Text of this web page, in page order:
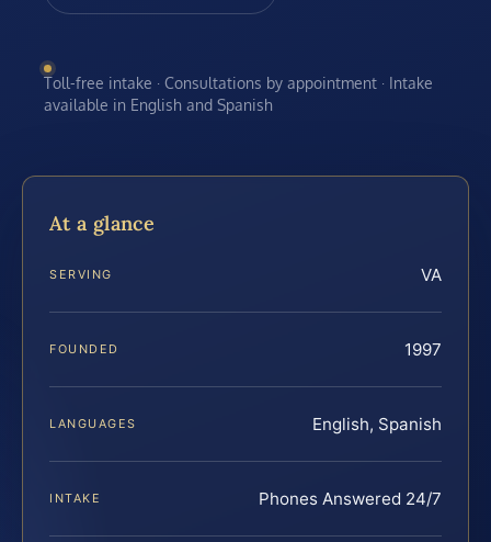
Toll-free intake · Consultations by appointment · Intake
available in English and Spanish
At a glance
SERVING VA
FOUNDED 1997
LANGUAGES English, Spanish
INTAKE Phones Answered 24/7